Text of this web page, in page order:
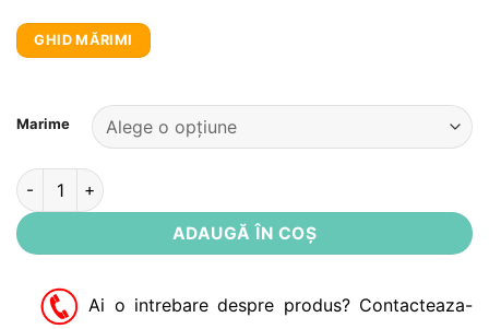
GHID MĂRIMI
Marime
Cantitate Rochie midi verde pentru gravide Noppies
ADAUGĂ ÎN COȘ
Alternative:
Ai o intrebare despre produs? Contacteaza-